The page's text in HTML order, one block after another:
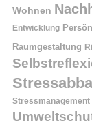
Wohnen
Entwicklung
Raumgestaltung
Stressmanagement